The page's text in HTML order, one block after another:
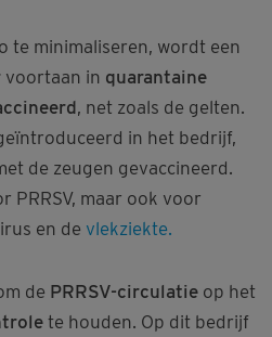
te minimaliseren, wordt een
voortaan in quarantaine
, net zoals de gelten.
in het bedrijf,
de zeugen gevaccineerd.
PRRSV, maar ook voor
en de vlekziekte.
de PRRSV-circulatie op het
te houden. Op dit bedrijf